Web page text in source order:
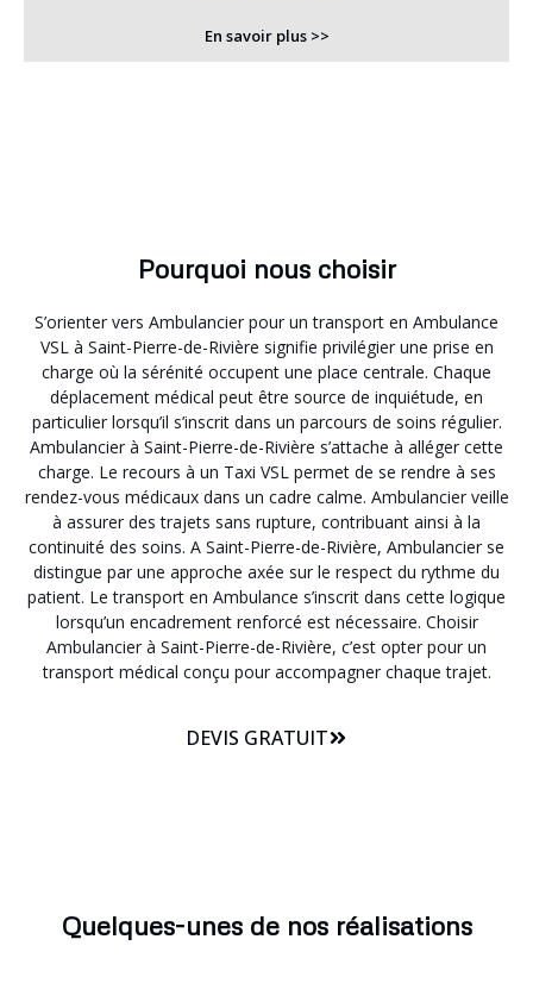
En savoir plus >>
Pourquoi nous choisir
S’orienter vers Ambulancier pour un transport en Ambulance
VSL à Saint-Pierre-de-Rivière signifie privilégier une prise en
charge où la sérénité occupent une place centrale. Chaque
déplacement médical peut être source de inquiétude, en
particulier lorsqu’il s’inscrit dans un parcours de soins régulier.
Ambulancier à Saint-Pierre-de-Rivière s’attache à alléger cette
charge. Le recours à un Taxi VSL permet de se rendre à ses
rendez-vous médicaux dans un cadre calme. Ambulancier veille
à assurer des trajets sans rupture, contribuant ainsi à la
continuité des soins. A Saint-Pierre-de-Rivière, Ambulancier se
distingue par une approche axée sur le respect du rythme du
patient. Le transport en Ambulance s’inscrit dans cette logique
lorsqu’un encadrement renforcé est nécessaire. Choisir
Ambulancier à Saint-Pierre-de-Rivière, c’est opter pour un
transport médical conçu pour accompagner chaque trajet.
DEVIS GRATUIT
Quelques-unes de nos réalisations